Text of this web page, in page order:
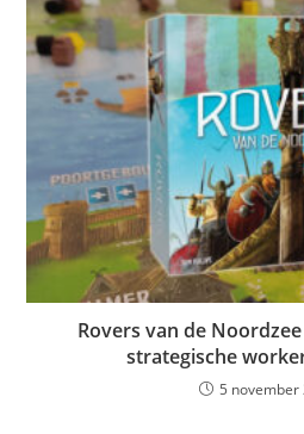
Rovers van de
strategische
5 november